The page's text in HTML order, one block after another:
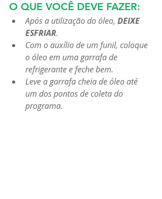
O QUE VOCÊ DEVE FAZER:
Após a utilização do óleo, DEIXE
ESFRIAR.
Com o auxílio de um funil, coloque
o óleo em uma garrafa de
refrigerante e feche bem.
Leve a garrafa cheia de óleo até
um dos pontos de coleta do
programa.